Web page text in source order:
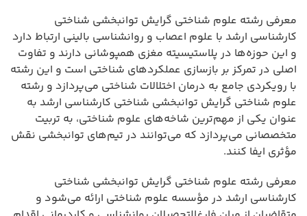
معرفی رشته علوم شناختی گرایش توانبخشی شناختی
کارشناسی ارشد با علوم اعصاب و روانشناسی بالینی ارتباط دارد
و این حوزه‌ها در پلاستیسیته مغزی همپوشانی دارند و تفاوت
اصلی در تمرکز بر بازسازی عملکردهای شناختی است و این رشته
با رویکردی جامع به درمان اختلالات شناختی می‌پردازد و رشته
علوم شناختی گرایش توانبخشی شناختی کارشناسی ارشد به
عنوان یکی از مهم‌ترین شاخه‌های علوم شناختی، به تربیت
متخصصانی می‌پردازد که می‌توانند در تیم‌های توانبخشی نقش
مؤثری ایفا کنند.
معرفی رشته علوم شناختی گرایش توانبخشی شناختی
کارشناسی ارشد در مؤسسه علوم شناختی ارائه می‌شود و